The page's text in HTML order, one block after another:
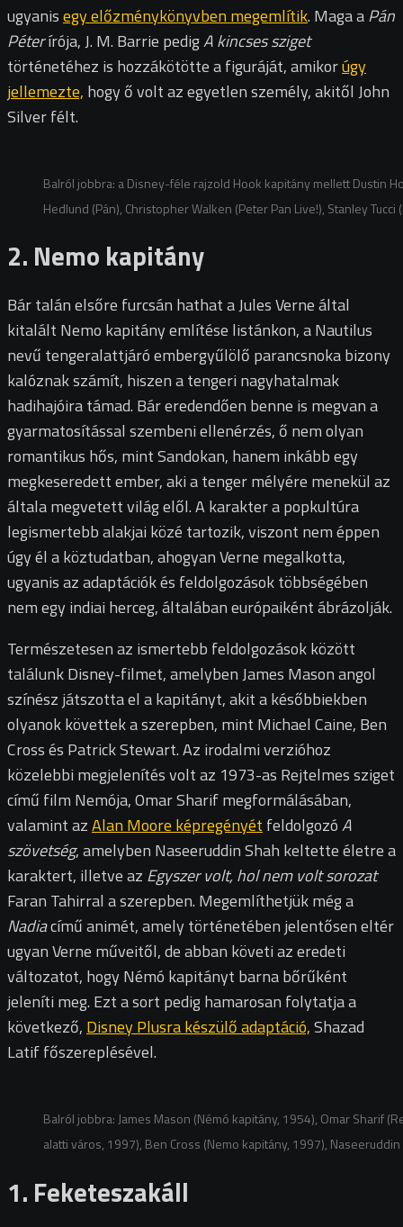
ugyanisegy előzménykönyvben megemlítik. Maga aPán
Péterírója, J. M. Barrie pedigA kincses sziget
történetéhez is hozzákötötte a figuráját, amikorúgy
jellemezte, hogy ő volt az egyetlen személy, akitől John
Silver félt.
Balról jobbra: a Disney-féle rajzold Hook kapitány mellett Dustin
Hedlund (Pán), Christopher Walken (Peter Pan Live!), Stanley
2. Nemo kapitány
Bár talán elsőre furcsán hathat a Jules Verne által
kitalált Nemo kapitány említése listánkon, a Nautilus
nevű tengeralattjáró embergyűlölő parancsnoka bizony
kalóznak számít, hiszen a tengeri nagyhatalmak
hadihajóira támad. Bár eredendően benne is megvan a
gyarmatosítással szembeni ellenérzés, ő nem olyan
romantikus hős, mint Sandokan, hanem inkább egy
megkeseredett ember, aki a tenger mélyére menekül az
általa megvetett világ elől.A karakter a popkultúra
legismertebb alakjai közé tartozik, viszont nem éppen
úgy él a köztudatban, ahogyan Verne megalkotta,
ugyanis az adaptációk és feldolgozások többségében
nem egy indiai herceg, általában európaiként ábrázolják.
Természetesen az ismertebb feldolgozások között
találunk Disney-filmet, amelyben James Mason angol
színész játszotta el a kapitányt, akit a későbbiekben
olyanok követtek a szerepben, mint Michael Caine, Ben
Cross és Patrick Stewart. Az irodalmi verzióhoz
közelebbi megjelenítés volt az 1973-as Rejtelmes sziget
című film Nemója, Omar Sharif megformálásában,
valamint azAlan Moore képregényét feldolgozóA
szövetség, amelyben Naseeruddin Shah keltette életre a
karaktert, illetve az Egyszer volt, hol nem volt sorozat
Faran Tahirral a szerepben. Megemlíthetjük még a
Nadiacímű animét, amely történetében jelentősen eltér
ugyan Verne műveitől, de abban követi az eredeti
változatot, hogy Némó kapitányt barna bőrűként
jeleníti meg. Ezt a sort pedig hamarosan folytatja a
következő, Disney Plusra készülő adaptáció,Shazad
Latif főszereplésével.
Balról jobbra: James Mason (Némó kapitány, 1954), Omar Sharif
alatti város, 1997), Ben Cross (Nemo kapitány, 1997),
1. Feketeszakáll